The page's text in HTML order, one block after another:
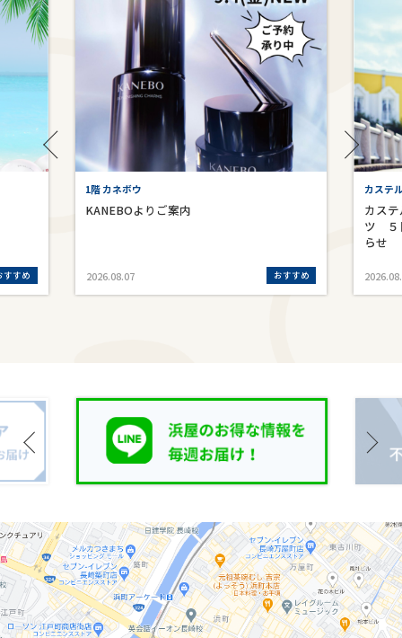
すすめ
1階 カネボウ
KANEBOよりご案内
2026.08.07 おすすめ
カステ
カス
ツ ５
らせ